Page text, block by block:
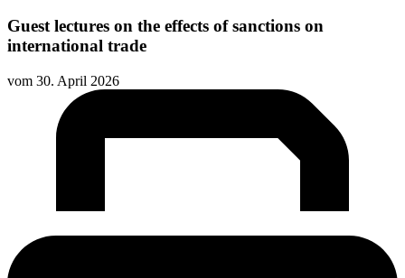
Guest lectures on the effects of sanctions on
international trade
vom 30. April 2026